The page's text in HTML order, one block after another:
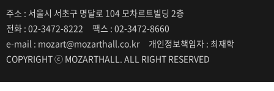
주소 : 서울시 서초구 명달로 104 모차르트빌딩 2층
전화 : 02-3472-8222
팩스 : 02-3472-8660
e-mail : mozart@mozarthall.co.kr
개인정보책임자 : 최재학
COPYRIGHT ⓒ MOZARTHALL. ALL RIGHT RESERVED